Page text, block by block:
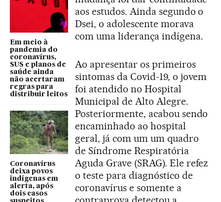
Em meio à
pandemia do
coronavírus,
SUS e planos de
saúde ainda
não acertaram
regras para
distribuir leitos
Coronavírus
deixa povos
indígenas em
alerta, após
dois casos
aos estudos. Ainda segundo o
Dsei, o adolescente morava
com uma liderança indígena.
Ao apresentar os primeiros
sintomas da Covid-19, o jovem
foi atendido no Hospital
Municipal de Alto Alegre.
Posteriormente, acabou sendo
encaminhado ao hospital
geral, já com um um quadro
de Síndrome Respiratória
Aguda Grave (SRAG). Ele refez
o teste para diagnóstico de
coronavírus e somente a